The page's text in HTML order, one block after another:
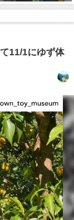
11/1にゆず体